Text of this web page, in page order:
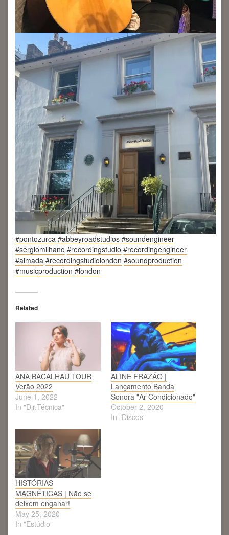
#pontozurca #abbeyroadstudios #soundengineer
#sergiomilhano #recordingstudio #recordingengineer
#almada #recordingstudiolondon #soundproduction
#musicproduction #london
Related
ANA BACALHAU TOUR
Verão 2022
June 1, 2022
In "Dir.Técnica"
ALINE FRAZÃO |
Lançamento Banda
Sonora "Ar Condicionado"
October 2, 2020
In "Discos"
HISTÓRIAS
MAGNÉTICAS | Não se
deixem enganar!
May 25, 2020
In "Estúdio"